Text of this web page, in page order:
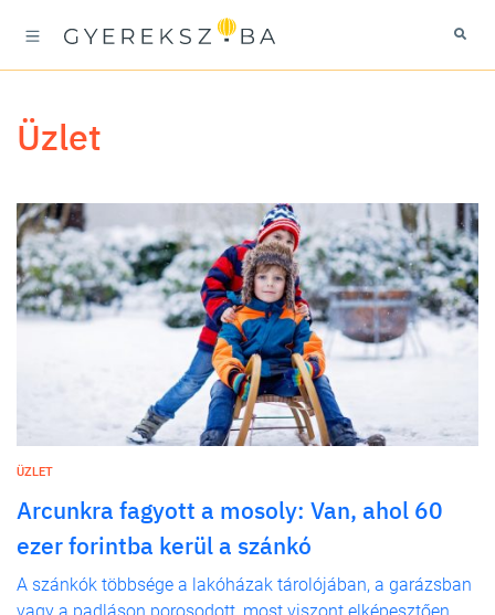
üzlet
ÜZLET
Arcunkra fagyott a mosoly: Van, ahol 60
ezer forintba kerül a szánkó
A szánkók többsége a lakóházak tárolójában, a garázsban